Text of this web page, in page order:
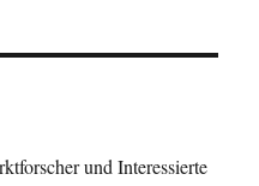
und Interessierte